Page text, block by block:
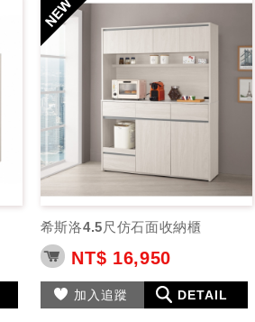
希斯洛4.5尺仿石面收納櫃
NT$ 16,950
加入追蹤 DETAIL